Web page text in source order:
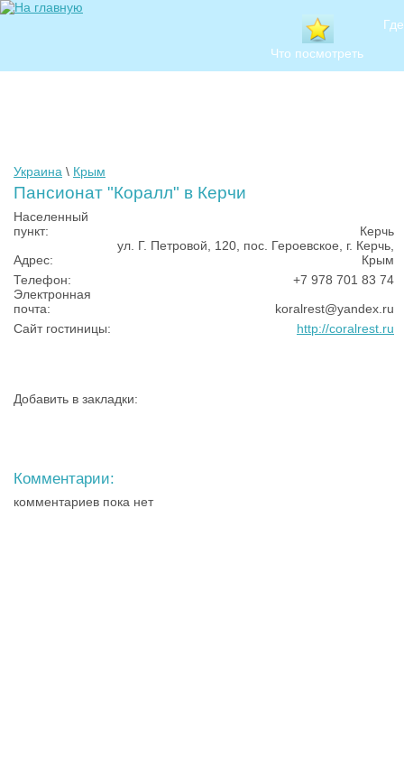
Что посмотреть
Украина \ Крым
Пансионат "Коралл" в Керчи
Населенный
пункт:
Керчь
Адрес:
ул. Г. Петровой, 120, пос. Героевское, г. Керчь,
Крым
Телефон:
+7 978 701 83 74
Электронная
почта:
koralrest@yandex.ru
Сайт гостиницы:
http://coralrest.ru
Добавить в закладки:
Комментарии:
комментариев пока нет